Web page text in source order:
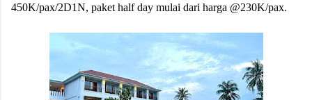
450K/pax/2D1N, paket half day mulai dari harga @230K/pax.